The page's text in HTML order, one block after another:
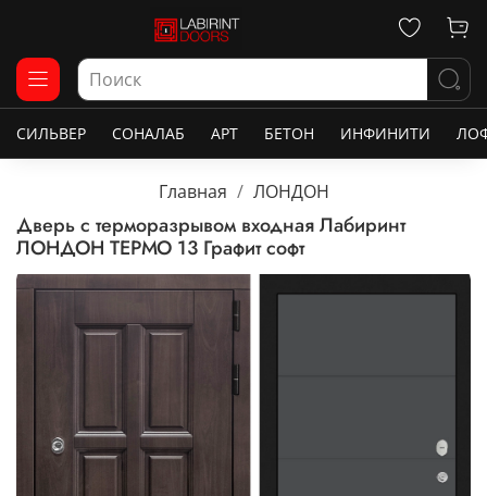
СИЛЬВЕР СОНАЛАБ АРТ БЕТОН ИНФИНИТИ
Главная ЛОНДОН
Дверь с терморазрывом входная Лабиринт
ЛОНДОН ТЕРМО 13 Графит софт